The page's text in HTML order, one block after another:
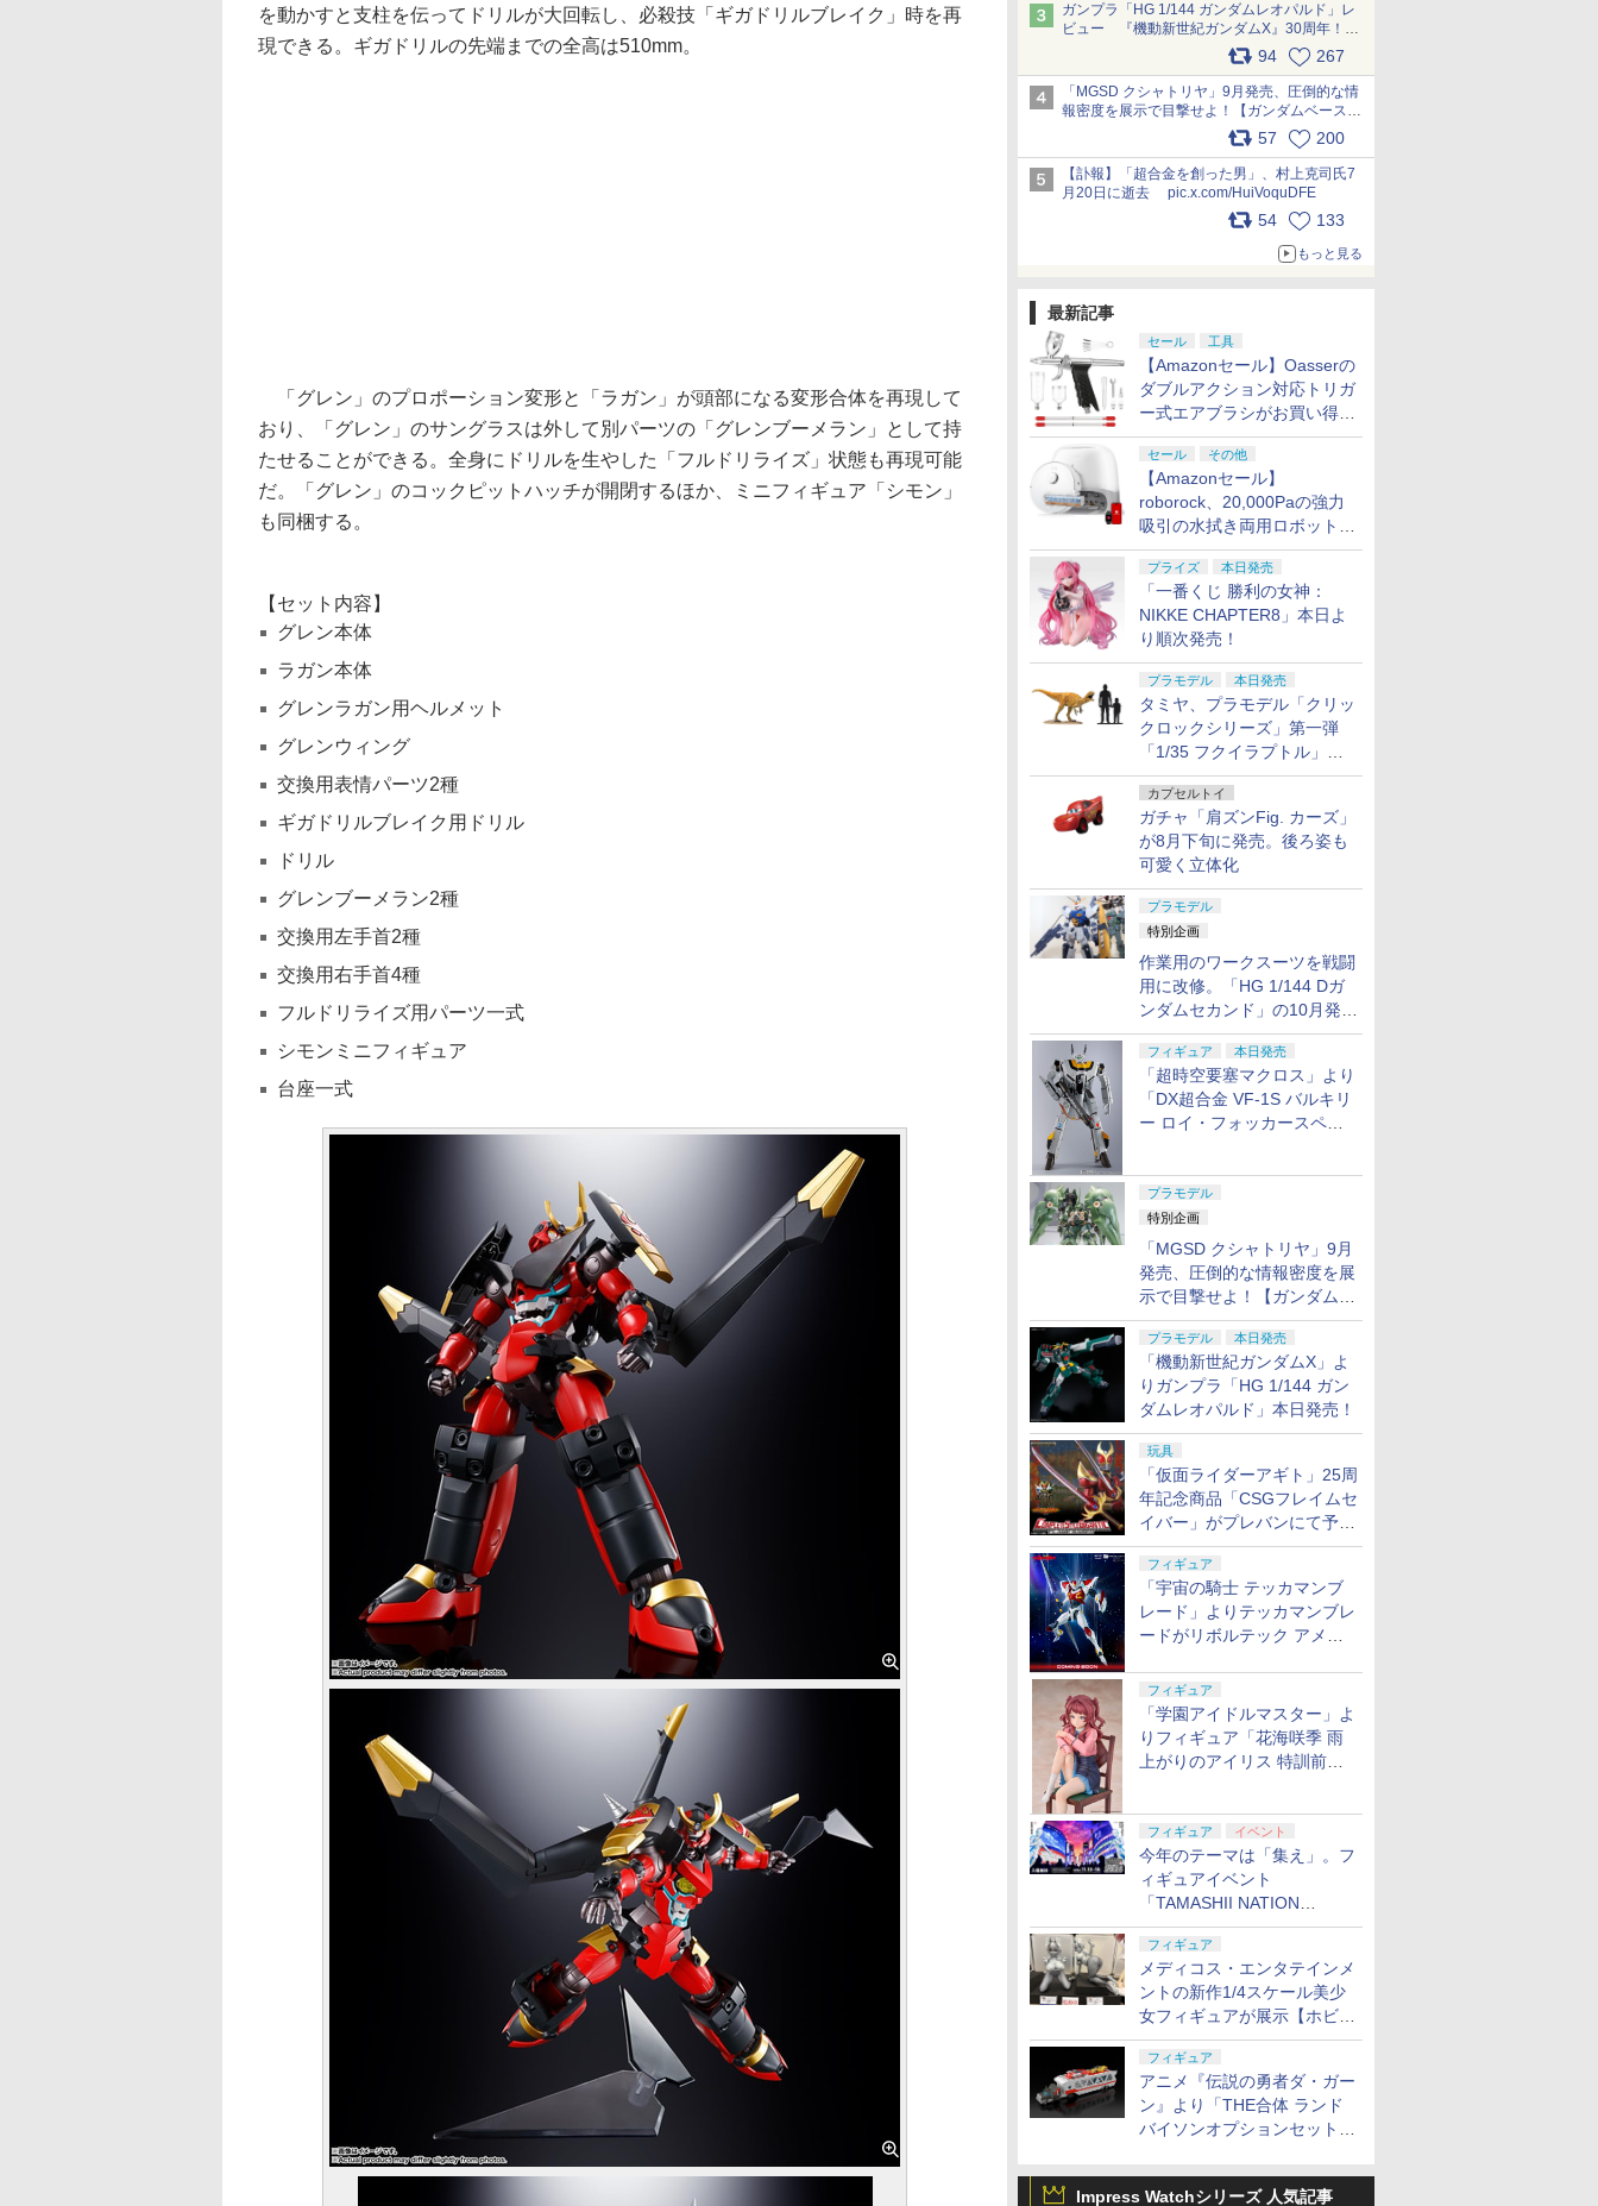
ガンプラ「HG 1/144 ガンダムレオパルド」レ
ビュー 『機動新世紀ガンダムX』30周年！イ
ンナーアームガトリングの変形機構まで再現し
最新フォーマットでキット化！
pic.x.com/nszPIDTpbg
94 267
「MGSD クシャトリヤ」9月発売、圧倒的な情
報密度を展示で目撃せよ！【ガンダムベース撮
り下ろし】 pic.x.com/3rPjsfk7qZ
57 200
【訃報】「超合金を創った男」、村上克司氏7
月20日に逝去 pic.x.com/HuiVoquDFE
54 133
もっと見る
最新記事
セール 工具
【Amazonセール】Oasserの
ダブルアクション対応トリガ
ー式エアブラシがお買い得価
格で登場！
セール その他
【Amazonセール】
roborock、20,000Paの強力
吸引の水拭き両用ロボット掃
除機「Qrevo Curv 2 Flow」
がお買い得！
プライズ 本日発売
「一番くじ 勝利の女神：
NIKKE CHAPTER8」本日よ
り順次発売！
プラモデル 本日発売
タミヤ、プラモデル「クリッ
クロックシリーズ」第一弾
「1/35 フクイラプトル」本
日発売！
カプセルトイ
ガチャ「肩ズンFig. カーズ」
が8月下旬に発売。後ろ姿も
可愛く立体化
プラモデル
特別企画
作業用のワークスーツを戦闘
用に改修。「HG 1/144 Dガ
ンダムセカンド」の10月発送
分が予約受付中【ガンダムベ
ース撮り下ろし】
フィギュア 本日発売
「超時空要塞マクロス」より
「DX超合金 VF-1S バルキリ
ー ロイ・フォッカースペシ
プラモデル
特別企画
「MGSD クシャトリヤ」9月
発売、圧倒的な情報密度を展
示で目撃せよ！【ガンダムベ
ース撮り下ろし】
プラモデル 本日発売
「機動新世紀ガンダムX」よ
りガンプラ「HG 1/144 ガン
ダムレオパルド」本日発売！
玩具
「仮面ライダーアギト」25周
年記念商品「CSGフレイムセ
イバー」がプレバンにて予約
開始
フィギュア
「宇宙の騎士 テッカマンブ
レード」よりテッカマンブレ
ードがリボルテック アメイ
定
フィギュア
「学園アイドルマスター」よ
りフィギュア「花海咲季 雨
上がりのアイリス 特訓前
フィギュア イベント
今年のテーマは「集え」。フ
ィギュアイベント
「TAMASHII NATION
2026」が11月13日より開催
決定
フィギュア
メディコス・エンタテインメ
ントの新作1/4スケール美少
女フィギュアが展示【ホビー
メーカー合同展示会】
フィギュア
アニメ『伝説の勇者ダ・ガー
ン』より「THE合体 ランド
バイソンオプションセット」
Impress Watchシリーズ 人気記事
を動かすと支柱を伝ってドリルが大回転し、必殺技「ギガドリルブレイク」時を再
現できる。ギガドリルの先端までの全高は510mm。
「グレン」のプロポーション変形と「ラガン」が頭部になる変形合体を再現して
おり、「グレン」のサングラスは外して別パーツの「グレンブーメラン」として持
たせることができる。全身にドリルを生やした「フルドリライズ」状態も再現可能
だ。「グレン」のコックピットハッチが開閉するほか、ミニフィギュア「シモン」
も同梱する。
【セット内容】
グレン本体
ラガン本体
グレンラガン用ヘルメット
グレンウィング
交換用表情パーツ2種
ギガドリルブレイク用ドリル
ドリル
グレンブーメラン2種
交換用左手首2種
交換用右手首4種
フルドリライズ用パーツ一式
シモンミニフィギュア
台座一式